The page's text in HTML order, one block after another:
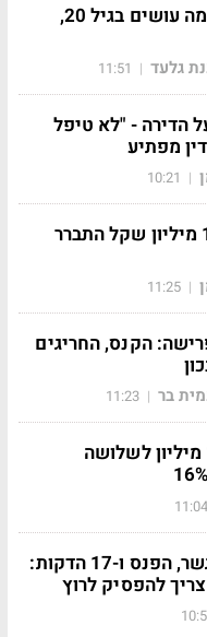
פנסיה לפי עשור: מה עושים בגיל 20,
גלעד |
11:51
הדירה - "לא טיפל
מפתיע
|
10:21
חוב מזונות של 1.9 מיליון שקל התברר
|
11:25
הקנס, החריגים
בר |
11:23
רמת הנשיא: 1.75 מיליון לשלושה
11:04
חידה מתמטית: הגשר, הפנס ו-17 הדקות:
להפסיק לרוץ